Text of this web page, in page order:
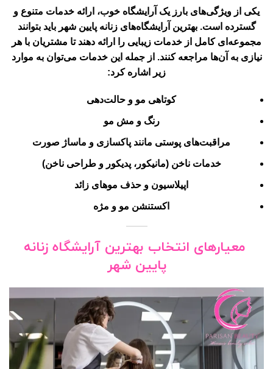
یکی از ویژگی‌های بارز یک آرایشگاه خوب، ارائه خدمات متنوع و
گسترده است. بهترین آرایشگاه‌های زنانه پایین شهر باید بتوانند
مجموعه‌ای کامل از خدمات زیبایی را ارائه دهند تا مشتریان با هر
نیازی به آن‌ها مراجعه کنند. از جمله این خدمات می‌توان به موارد
زیر اشاره کرد:
کوتاهی مو و حالت‌دهی
رنگ و مش مو
مراقبت‌های پوستی مانند پاکسازی و ماساژ صورت
خدمات ناخن (مانیکور، پدیکور و طراحی ناخن)
اپیلاسیون و حذف موهای زائد
اکستنشن مو و مژه
معیارهای انتخاب بهترین آرایشگاه زنانه
پایین شهر